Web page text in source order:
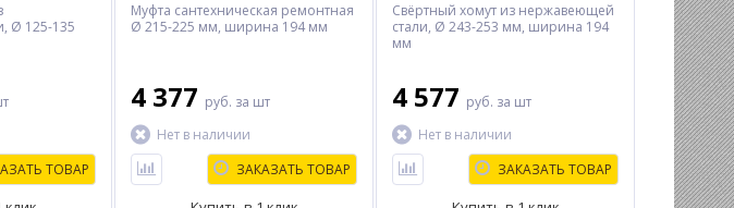
Ø 125-135
ТОВАР
Муфта сантехническая ремонтная
Ø 215-225 мм, ширина 194 мм
4 377 руб. за шт
Нет в наличии
ЗАКАЗАТЬ ТОВАР
Свёртный хомут из нержавеющей
стали, Ø 243-253 мм, ширина 194
мм
4 577 руб. за шт
Нет в наличии
ЗАКАЗАТЬ ТОВАР